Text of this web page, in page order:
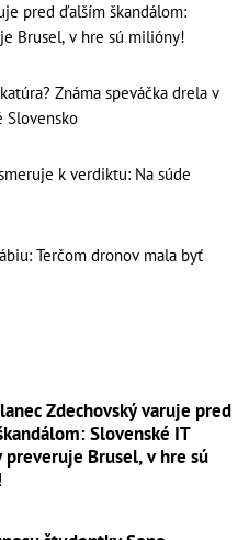
pred ďalším škandálom:
Brusel, v hre sú milióny!
Známa speváčka drela v
Slovensko
k verdiktu: Na súde
Terčom dronov mala byť
Zdechovský varuje pred
Slovenské IT
Brusel, v hre sú